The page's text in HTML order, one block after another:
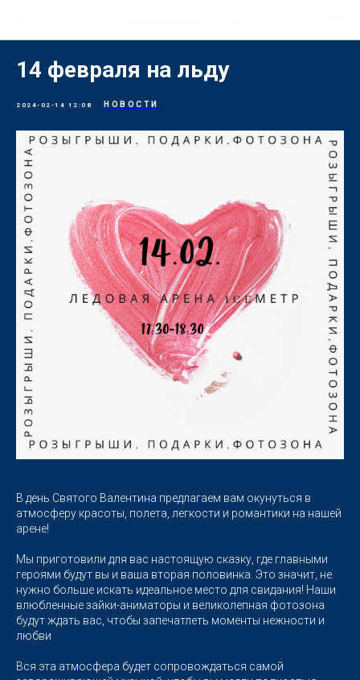
14 февраля на льду
2024-02-14 12:08 НОВОСТИ
В день Святого Валентина предлагаем вам окунуться в
атмосферу красоты, полета, легкости и романтики на нашей
арене!
Мы приготовили для вас настоящую сказку, где главными
героями будут вы и ваша вторая половинка. Это значит, не
нужно больше искать идеальное место для свидания! Наши
влюбленные зайки-аниматоры и великолепная фотозона
будут ждать вас, чтобы запечатлеть моменты нежности и
любви
Вся эта атмосфера будет сопровождаться самой